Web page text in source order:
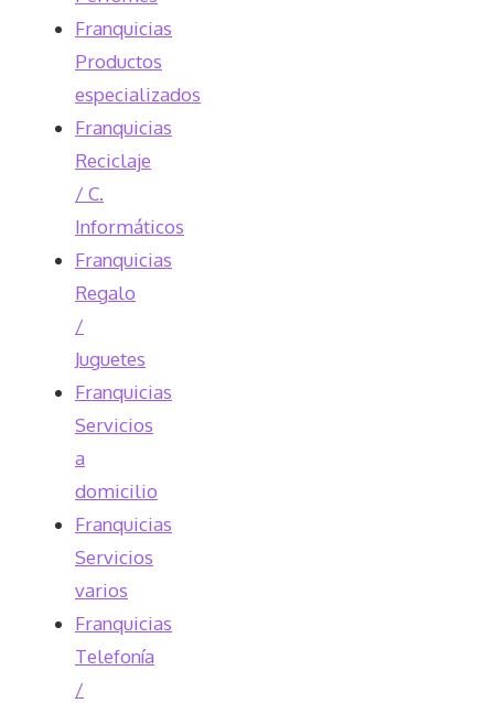
Franquicias
Productos
especializados
Franquicias
Reciclaje
/ C.
Informáticos
Franquicias
Regalo
/
Juguetes
Franquicias
Servicios
a
domicilio
Franquicias
Servicios
varios
Franquicias
Telefonía
/